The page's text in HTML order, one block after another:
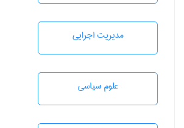
مديريت اجرايی
علوم سياسی